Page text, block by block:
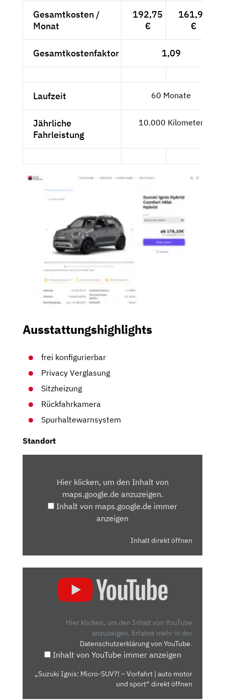
Gesamtkosten /
Monat
192,75
€
161,97
€
Gesamtkostenfaktor 1,09
Laufzeit 60 Monate
Jährliche
Fahrleistung
10.000 Kilometer
Ausstattungshighlights
frei konfigurierbar
Privacy Verglasung
Sitzheizung
Rückfahrkamera
Spurhaltewarnsystem
Standort
MAPS.GOOGLE.DEHier klicken, um den Inhalt von
maps.google.de anzuzeigen.
Inhalt von maps.google.de immer
anzeigen
Inhalt direkt öffnen
MOTOR
Hier klicken, um den Inhalt von YouTube
anzuzeigen. Erfahre mehr in der
Datenschutzerklärung von YouTube.
Inhalt von YouTube immer anzeigen
„Suzuki Ignis: Micro-SUV?! – Vorfahrt | auto motor
und sport“ direkt öffnen